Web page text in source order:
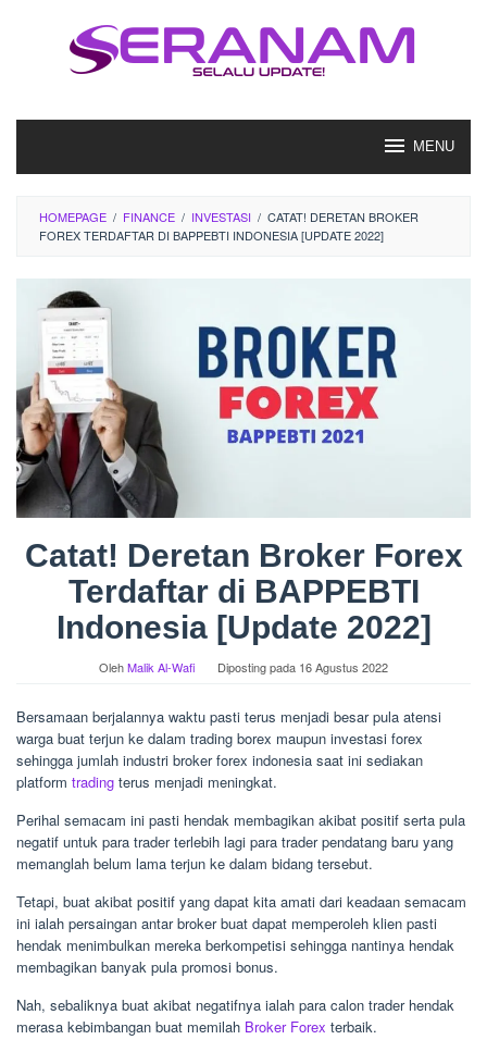
MENU
HOMEPAGE / FINANCE / INVESTASI / CATAT! DERETAN BROKER
FOREX TERDAFTAR DI BAPPEBTI INDONESIA [UPDATE 2022]
Catat! Deretan Broker Forex
Terdaftar di BAPPEBTI
Indonesia [Update 2022]
OlehMalik Al-Wafi Diposting pada 16 Agustus 2022
Bersamaan berjalannya waktu pasti terus menjadi besar pula atensi
warga buat terjun ke dalam trading borex maupun investasi forex
sehingga jumlah industri broker forex indonesia saat ini sediakan
platform trading terus menjadi meningkat.
Perihal semacam ini pasti hendak membagikan akibat positif serta pula
negatif untuk para trader terlebih lagi para trader pendatang baru yang
memanglah belum lama terjun ke dalam bidang tersebut.
Tetapi, buat akibat positif yang dapat kita amati dari keadaan semacam
ini ialah persaingan antar broker buat dapat memperoleh klien pasti
hendak menimbulkan mereka berkompetisi sehingga nantinya hendak
membagikan banyak pula promosi bonus.
Nah, sebaliknya buat akibat negatifnya ialah para calon trader hendak
merasa kebimbangan buat memilah Broker Forex terbaik.